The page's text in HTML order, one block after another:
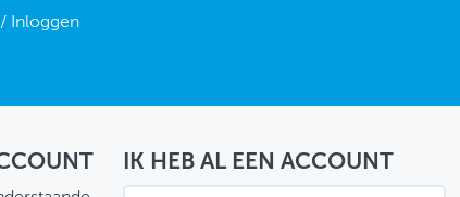
Inloggen
IK HEB AL EEN ACCOUNT